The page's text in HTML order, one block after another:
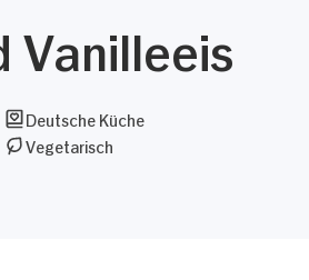
Vanilleeis
Deutsche Küche
Vegetarisch